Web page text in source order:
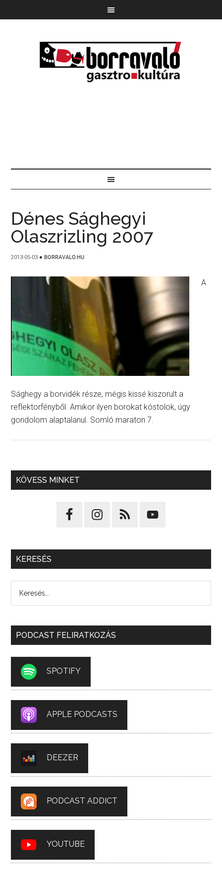
Dénes Sághegyi
Olaszrizling 2007
2013-05-03 ● BORRAVALO.HU
A
Sághegy a borvidék része, mégis kissé kiszorult a
reflektorfényből. Amikor ilyen borokat kóstolok, úgy
gondolom alaptalanul. Somló maraton 7.
KÖVESS MINKET
KERESÉS
PODCAST FELIRATKOZÁS
SPOTIFY
APPLE PODCASTS
DEEZER
PODCAST ADDICT
YOUTUBE